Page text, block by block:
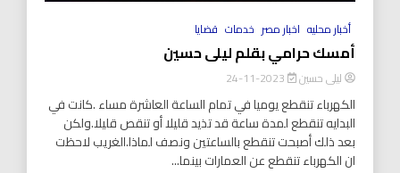
أخبار محليه اخبار مصر خدمات قضايا
أمسك حرامي بقلم ليلى حسين
ليلى حسين
الكهرباء تنقطع يوميا في تمام الساعة العاشرة مساء .كانت في
البدايه تنقطع لمدة ساعة قد تذيد قليلا أو تنقص قليلا.ولكن
بعد ذلك أصبحت تنقطع بالساعتين ونصف لماذا.الغريب لاحظت
ان الكهرباء تنقطع عن العمارات بينما...